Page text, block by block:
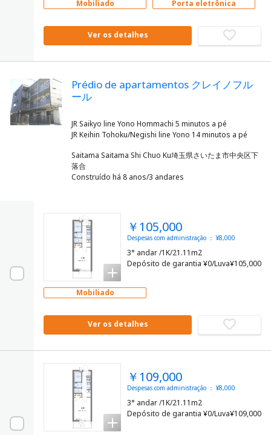
Mobiliado Porta eletrônica
Ver os detalhes
Prédio de apartamentos クレイノフル
ール
JR Saikyo line Yono Hommachi 5 minutos a pé
Saitama Saitama Shi Chuo Ku埼玉県さいたま市中央区下
落合
Construído há 8 anos/3 andares
￥105,000
Despesas com administração ： ¥8,000
3° andar /1K/21.11m2
Depósito de garantia ¥0/Luva¥105,000
Mobiliado
Ver os detalhes
￥109,000
Despesas com administração ： ¥8,000
3° andar /1K/21.11m2
Depósito de garantia ¥0/Luva¥109,000